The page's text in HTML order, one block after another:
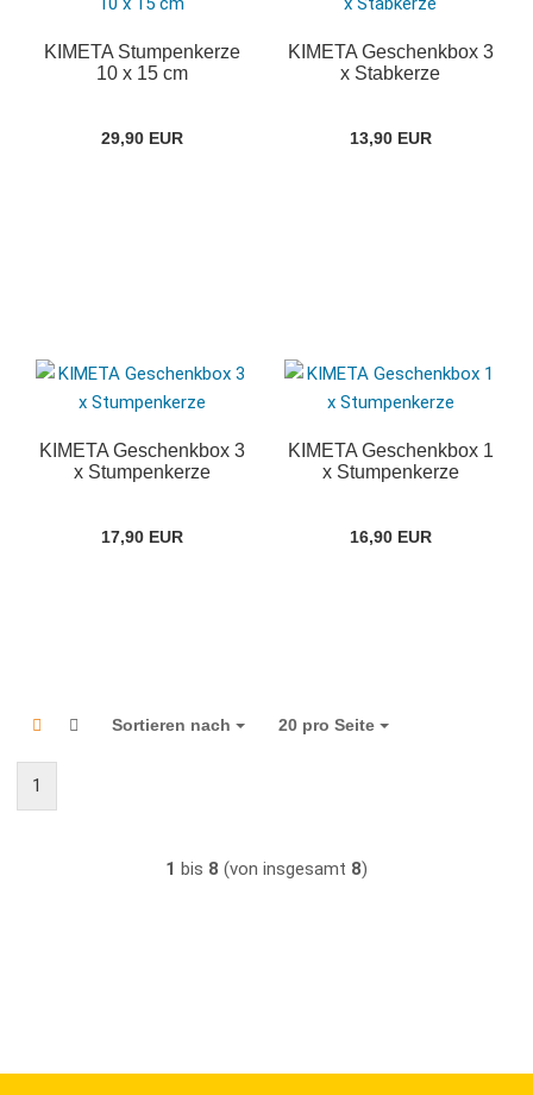
KIMETA Stumpenkerze
10 x 15 cm
29,90 EUR
KIMETA Geschenkbox 3
x Stabkerze
13,90 EUR
KIMETA Geschenkbox 3
x Stumpenkerze
17,90 EUR
KIMETA Geschenkbox 1
x Stumpenkerze
16,90 EUR
Sortieren nach
Sortieren nach 20 pro Seite
pro Seite
1
1 bis 8 (von insgesamt 8)